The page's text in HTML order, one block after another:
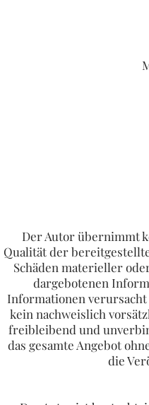
Der Autor übernimmt
Qualität der
Schäden materieller
dargebotenen
Informationen verursacht
kein nachweislich
freibleibend und
das gesamte Angebot
die